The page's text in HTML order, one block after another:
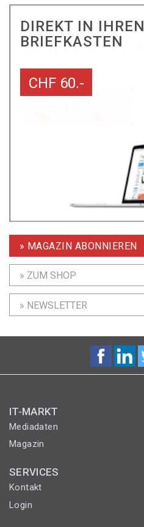
DIREKT IN IHREN
BRIEFKASTEN
CHF 60.-
» MAGAZIN ABONNIEREN
» ZUM SHOP
» NEWSLETTER
IT-MARKT
Mediadaten
Magazin
SERVICES
Kontakt
Login